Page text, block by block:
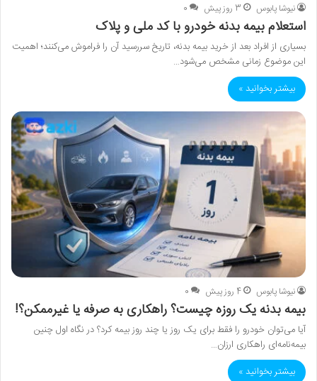
نیوشا پابوس 3 روز پیش 0
استعلام بیمه بدنه خودرو با کد ملی و پلاک
بسیاری از افراد بعد از خرید بیمه بدنه، تاریخ سررسید آن را فراموش می‌کنند؛ اهمیت
این موضوع زمانی مشخص می‌شود…
بیشتر بخوانید »
نیوشا پابوس 4 روز پیش 0
بیمه بدنه یک روزه چیست؟ راهکاری به صرفه یا غیرممکن؟!
آیا می‌توان خودرو را فقط برای یک روز یا چند روز بیمه کرد؟ در نگاه اول چنین
بیمه‌نامه‌ای راهکاری ارزان…
بیشتر بخوانید »